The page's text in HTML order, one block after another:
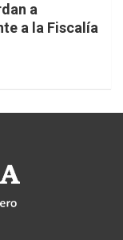
a
a la Fiscalía